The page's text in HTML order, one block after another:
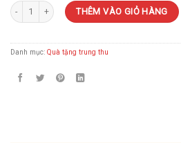
Hộp quà tặng trung thu hồng sâm 001 số lượng
THÊM VÀO GIỎ HÀNG
Danh mục: Quà tặng trung thu